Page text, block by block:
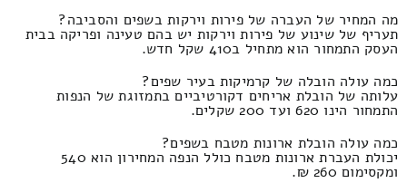
מה המחיר של העברה של פירות וירקות בשפים והסביבה?
תעריף של שינוע של פירות וירקות יש בהם טעינה ופריקה בבית
העסק התמחור הוא מתחיל ב410 שקל חדש.
כמה עולה הובלה של קרמיקות בעיר שפים?
עלותה של הובלת אריחים דקורטיביים בתמזוגת של הנפות
התמחור הינו 620 ועד 200 שקלים.
כמה עולה הובלת ארונות מטבח בשפים?
יכולת העברת ארונות מטבח כולל הנפה המחירון הוא 540
ומקסימום 260 ₪.